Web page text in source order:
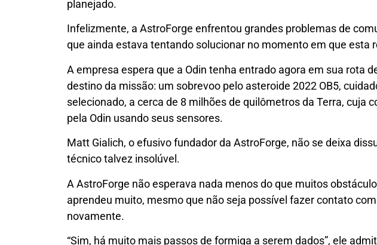
planejado.
Infelizmente, a AstroForge enfrentou grandes problemas de
que ainda estava tentando solucionar no momento em que esta
A empresa espera que a Odin tenha entrado agora em sua rota
destino da missão: um sobrevoo pelo asteroide 2022 OB5,
selecionado, a cerca de 8 milhões de quilômetros da Terra, cuja
pela Odin usando seus sensores.
Matt Gialich, o efusivo fundador da AstroForge, não se deixa
técnico talvez insolúvel.
A AstroForge não esperava nada menos do que muitos
aprendeu muito, mesmo que não seja possível fazer contato
novamente.
“Sim, há muito mais passos de formiga a serem dados”, ele